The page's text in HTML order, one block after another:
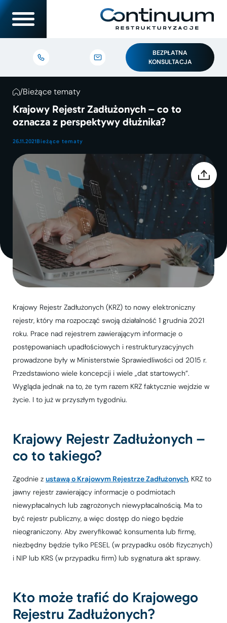
BEZPŁATNA
KONSULTACJA
/Bieżące tematy
Krajowy Rejestr Zadłużonych – co to
oznacza z perspektywy dłużnika?
26.11.2021Bieżące tematy
Krajowy Rejestr Zadłużonych (KRZ) to nowy elektroniczny
rejestr, który ma rozpocząć swoją działalność 1 grudnia 2021
roku. Prace nad rejestrem zawierającym informacje o
postępowaniach upadłościowych i restrukturyzacyjnych
prowadzone były w Ministerstwie Sprawiedliwości od 2015 r.
Przedstawiono wiele koncepcji i wiele „dat startowych”.
Wygląda jednak na to, że tym razem KRZ faktycznie wejdzie w
życie. I to już w przyszłym tygodniu.
Krajowy Rejestr Zadłużonych –
co to takiego?
Zgodnie z ustawą o Krajowym Rejestrze Zadłużonych, KRZ to
jawny rejestr zawierający informacje o podmiotach
niewypłacalnych lub zagrożonych niewypłacalnością. Ma to
być rejestr publiczny, a więc dostęp do niego będzie
nieograniczony. Aby zweryfikować konsumenta lub firmę,
niezbędny będzie tylko PESEL (w przypadku osób fizycznych)
i NIP lub KRS (w przypadku firm) lub sygnatura akt sprawy.
Kto może trafić do Krajowego
Rejestru Zadłużonych?